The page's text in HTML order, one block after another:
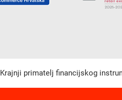
Krajnji primatelj financijskog